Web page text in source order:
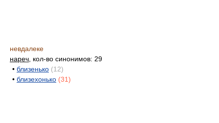
невдалеке
нареч , кол-во синонимов: 29
• близенько (12)
• близехонько (31)